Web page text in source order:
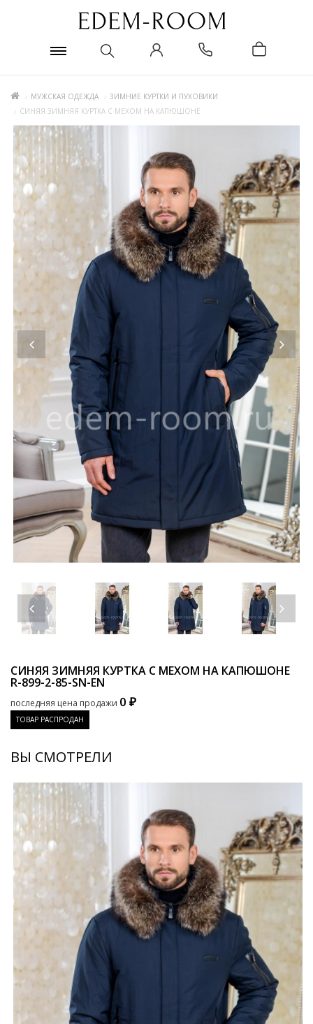
МУЖСКАЯ ОДЕЖДА
ЗИМНИЕ КУРТКИ И ПУХОВИКИ
СИНЯЯ ЗИМНЯЯ КУРТКА С МЕХОМ НА КАПЮШОНЕ
СИНЯЯ ЗИМНЯЯ КУРТКА С МЕХОМ НА КАПЮШОНЕ
R-899-2-85-SN-EN
последняя цена продажи 0 ₽
ТОВАР РАСПРОДАН
ВЫ СМОТРЕЛИ